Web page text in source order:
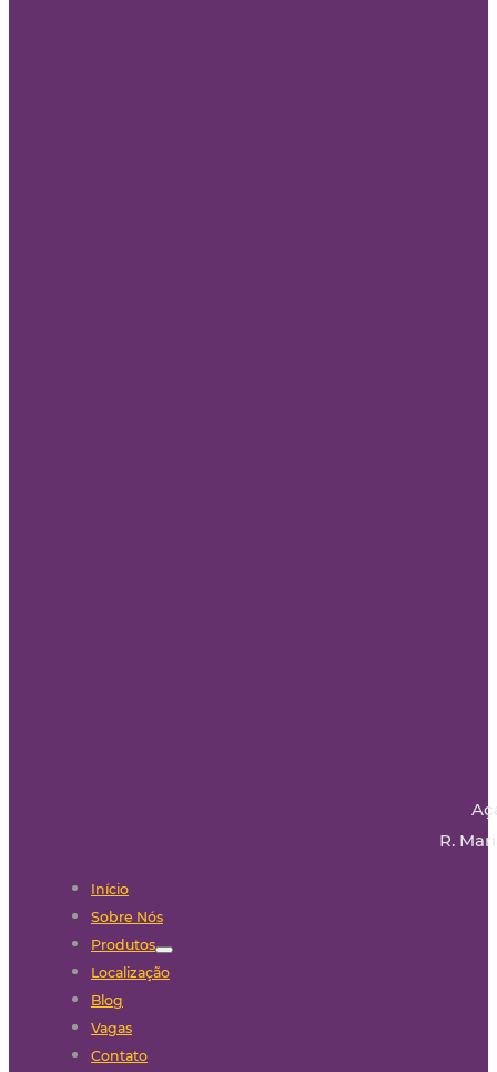
R.
Início
Sobre Nós
Produtos
Localização
Blog
Vagas
Contato